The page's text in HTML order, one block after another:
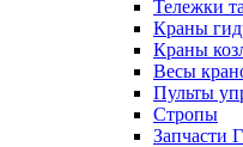
Тележки
Краны
Краны
Весы
Пульты
Стропы
Запчасти